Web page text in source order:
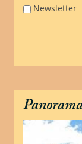
Newsletter